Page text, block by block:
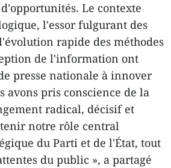
Le contexte
l'essor fulgurant des
rapide des méthodes
de l'information ont
presse nationale à innover
avons pris conscience de la
radical, décisif et
notre rôle central
du Parti et de l'État, tout
du public », a partagé